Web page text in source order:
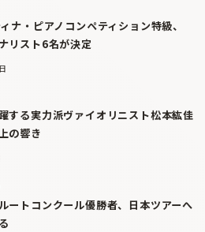
ナ・ピアノコンペティション特級、
リスト6名が決定
する実力派ヴァイオリニスト松本紘佳
の響き
ートコンクール優勝者、日本ツアーへ